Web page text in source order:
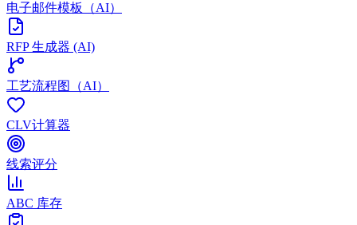
电子邮件模板（AI）
RFP 生成器 (AI)
工艺流程图（AI）
CLV计算器
线索评分
ABC 库存